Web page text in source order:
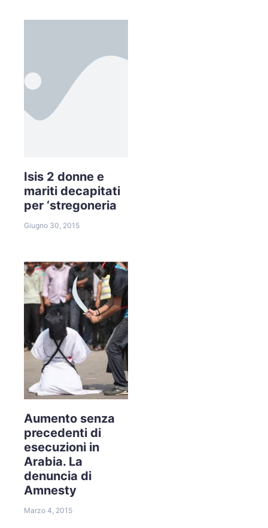
Isis 2 donne e
mariti decapitati
per ‘stregoneria
Giugno 30, 2015
Aumento senza
precedenti di
esecuzioni in
Arabia. La
denuncia di
Amnesty
Marzo 4, 2015